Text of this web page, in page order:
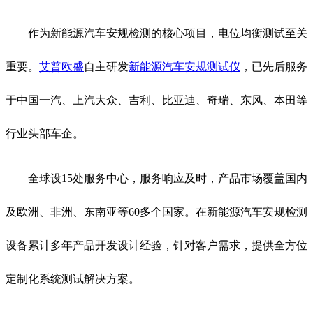
作为新能源汽车安规检测的核心项目，电位均衡测试至关
重要。 艾普欧盛自主研发新能源汽车安规测试仪 ，已先后服务
于中国一汽、上汽大众、吉利、比亚迪、奇瑞、东风、本田等
行业头部车企。
全球设15处服务中心，服务响应及时，产品市场覆盖国内
及欧洲、非洲、东南亚等60多个国家。在新能源汽车安规检测
设备累计多年产品开发设计经验，针对客户需求，提供全方位
定制化系统测试解决方案。